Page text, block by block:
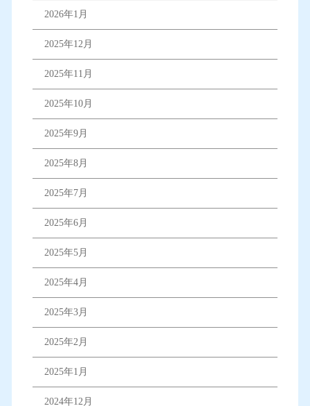
2026年1月
2025年12月
2025年11月
2025年10月
2025年9月
2025年8月
2025年7月
2025年6月
2025年5月
2025年4月
2025年3月
2025年2月
2025年1月
2024年12月